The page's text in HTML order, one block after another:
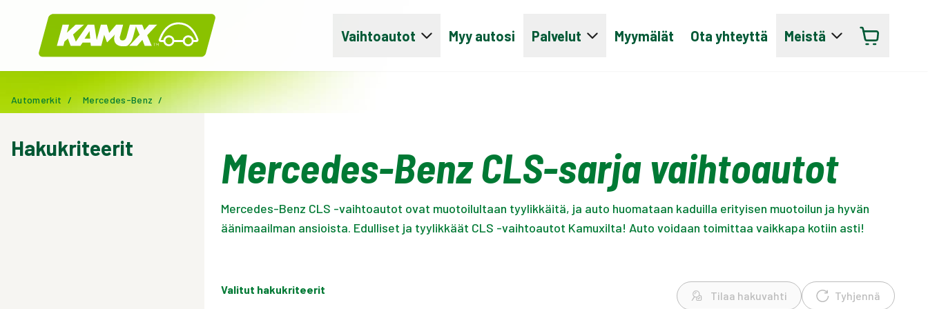
Kamux
Vaihtoautot Myy autosi Palvelut Myymälät Ota yhteyttä Meistä
Automerkit / Mercedes-Benz /
Hakukriteerit Mercedes-Benz CLS-sarja vaihtoautot
Mercedes-Benz CLS -vaihtoautot ovat muotoilultaan tyylikkäitä, ja auto huomataan kaduilla erityisen muotoilun ja hyvän
äänimaailman ansioista. Edulliset ja tyylikkäät CLS -vaihtoautot Kamuxilta! Auto voidaan toimittaa vaikkapa kotiin asti!
Valitut hakukriteerit Tilaa hakuvahti Tyhjennä